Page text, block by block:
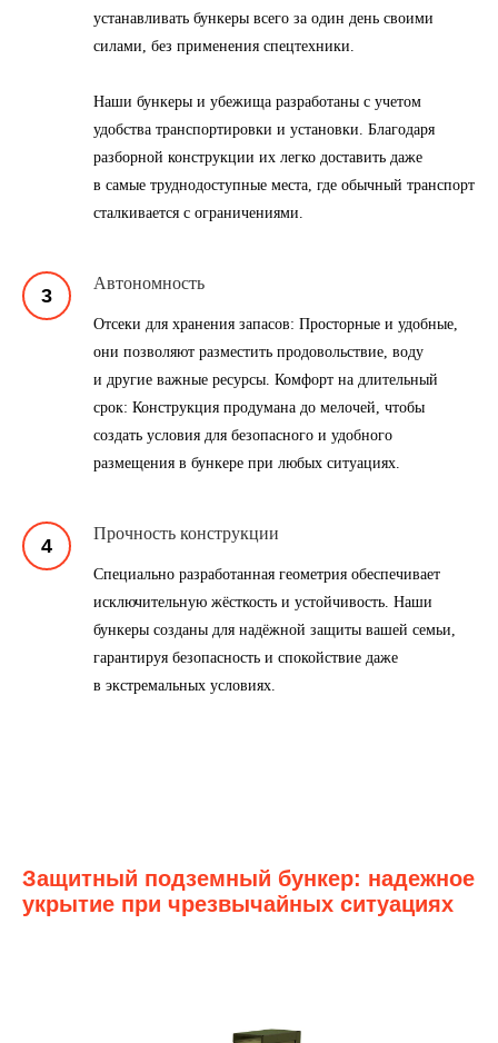
устанавливать бункеры всего за один день своими
силами, без применения спецтехники.
Наши бункеры и убежища разработаны с учетом
удобства транспортировки и установки. Благодаря
разборной конструкции их легко доставить даже
в самые труднодоступные места, где обычный транспорт
сталкивается с ограничениями.
Автономность
Отсеки для хранения запасов: Просторные и удобные,
они позволяют разместить продовольствие, воду
и другие важные ресурсы. Комфорт на длительный
срок: Конструкция продумана до мелочей, чтобы
создать условия для безопасного и удобного
размещения в бункере при любых ситуациях.
Прочность конструкции
Специально разработанная геометрия обеспечивает
исключительную жёсткость и устойчивость. Наши
бункеры созданы для надёжной защиты вашей семьи,
гарантируя безопасность и спокойствие даже
в экстремальных условиях.
Защитный подземный бункер: надежное
укрытие при чрезвычайных ситуациях